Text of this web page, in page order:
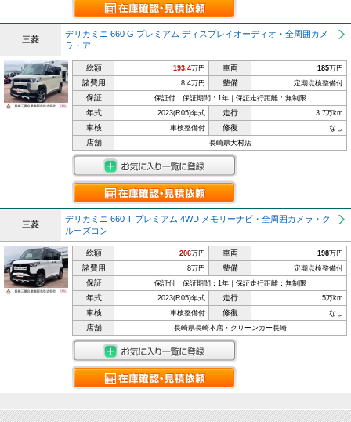
三菱
デリカミニ 660 G プレミアム ディスプレイオーディオ・全周囲カメ
ラ・ア
総額 193.4万円 車両 185万円
諸費用 8.4万円 整備 定期点検整備付
保証 保証付｜保証期間：1年｜保証走行距離：無制限
年式 2023(R05)年式 走行 3.7万km
車検 車検整備付 修復 なし
店舗 長崎県大村店
三菱
デリカミニ 660 T プレミアム 4WD メモリーナビ・全周囲カメラ・ク
ルーズコン
総額 206万円 車両 198万円
諸費用 8万円 整備 定期点検整備付
保証 保証付｜保証期間：1年｜保証走行距離：無制限
年式 2023(R05)年式 走行 5万km
車検 車検整備付 修復 なし
店舗 長崎県長崎本店・クリーンカー長崎